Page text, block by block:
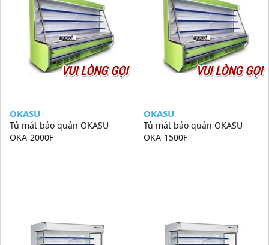
VUI LÒNG GỌI
OKASU
Tủ mát bảo quản OKASU
OKA-2000F
VUI LÒNG GỌI
OKASU
Tủ mát bảo quản OKASU
OKA-1500F